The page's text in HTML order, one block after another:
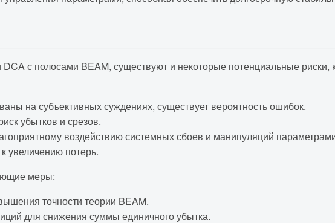
с полосами BEAM, существуют и некоторые потенциальные
на субъективных суждениях, существует вероятность ошибок.
убытков и срезов.
воздействию системных сбоев и манипуляций
увеличению потерь.
меры:
точности теории BEAM.
для снижения суммы единичного убытка.